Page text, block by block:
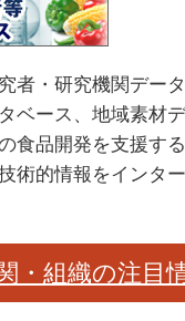
者・研究機関デー
ベース、地域素材
食品開発を支援す
術的情報をインタ
・組織の注目